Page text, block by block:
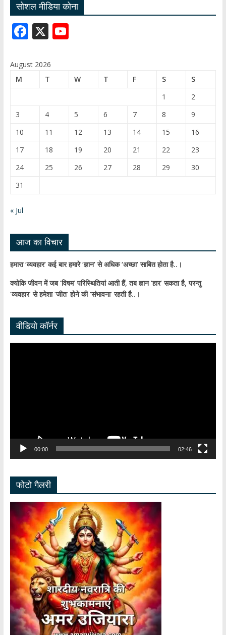
सोशल मीडिया कोना
F
e
X Y
T
b
e
C
h
a
August 2026
M
T W T F S
S
1
2
3
4 5 6 7 8
9
10
11 12 13 14 15
16
17
18 19 20 21 22
23
24
25 26 27 28 29
30
31
« Jul
आज का विचार
हमारा ‘व्यवहार’ कई बार हमारे ‘ज्ञान’ से अधिक ‘अच्छा’ साबित होता है..।
क्योकि जीवन में जब ‘विषम’ परिस्थितियां आती हैं,तब ज्ञान ‘हार’ सकता है,परन्तु
‘व्यवहार’ से हमेशा ‘जीत’ होने की ‘संभावना’ रहती है..।
वीडियो कॉर्नर
00:00 02:46
फोटो गैलरी